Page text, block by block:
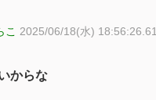
こ 2025/06/18(水) 18:56:26.61
からな